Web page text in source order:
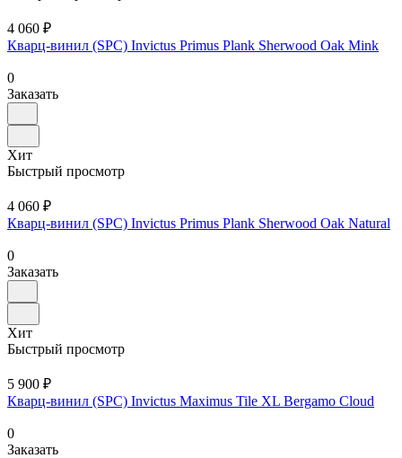
4 060 ₽
Кварц-винил (SPC) Invictus Primus Plank Sherwood Oak Mink
0
Заказать
Хит
Быстрый просмотр
4 060 ₽
Кварц-винил (SPC) Invictus Primus Plank Sherwood Oak Natural
0
Заказать
Хит
Быстрый просмотр
5 900 ₽
Кварц-винил (SPC) Invictus Maximus Tile XL Bergamo Cloud
0
Заказать